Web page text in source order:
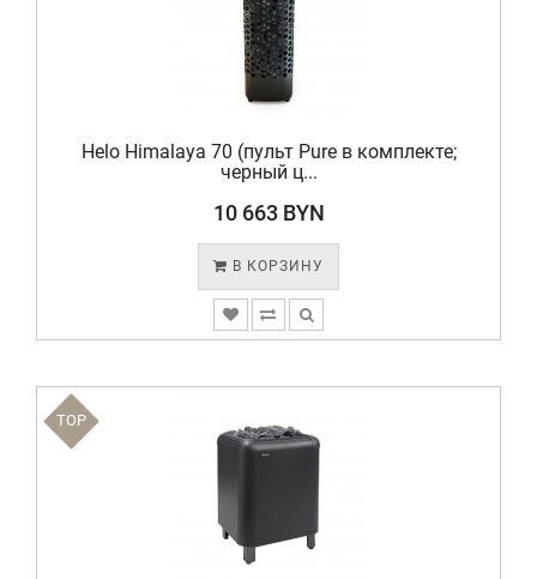
Helo Himalaya 70 (пульт Pure в комплекте;
черный ц...
10 663 BYN
В КОРЗИНУ
TOP